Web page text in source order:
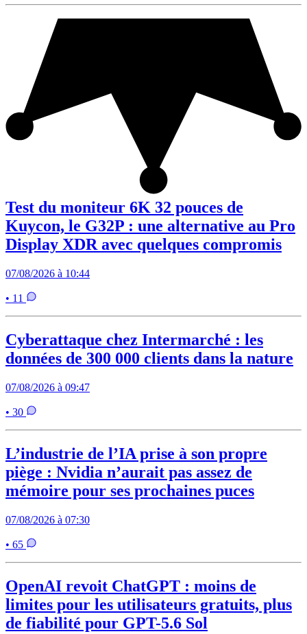
Test du moniteur 6K 32 pouces de
Kuycon, le G32P : une alternative au Pro
Display XDR avec quelques compromis
07/08/2026 à 10:44
• 11
Cyberattaque chez Intermarché : les
données de 300 000 clients dans la nature
07/08/2026 à 09:47
• 30
L’industrie de l’IA prise à son propre
piège : Nvidia n’aurait pas assez de
mémoire pour ses prochaines puces
07/08/2026 à 07:30
• 65
OpenAI revoit ChatGPT : moins de
limites pour les utilisateurs gratuits, plus
de fiabilité pour GPT-5.6 Sol